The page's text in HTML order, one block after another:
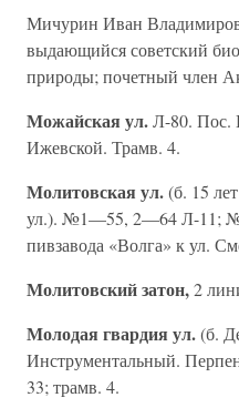
Мичурин Иван
выдающийся советский
природы; почетный член
Можайская ул.Л-80. Пос.
Ижевской. Трамв. 4.
Молитовская ул.(б. 15
ул.). №1—55, 2—64 Л-11;
пивзавода «Волга» к ул.
Молитовский затон,2
Молодая гвардия ул.(б.
Инструментальный.
33; трамв. 4.